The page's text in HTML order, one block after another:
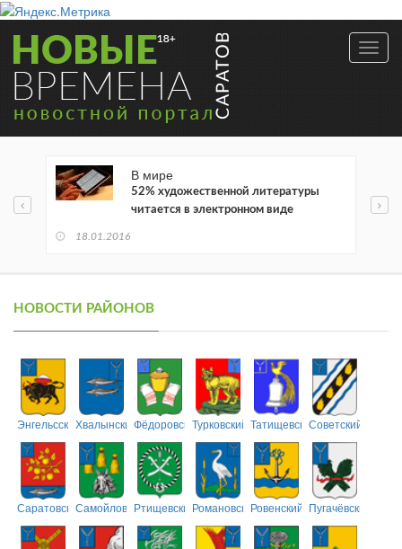
В мире
52% художественной литературы
читается в электронном виде
18.01.2016
НОВОСТИ РАЙОНОВ
ЭнгельсскийХвалынскийФёдоровскийТурковский ТатищевскийСоветский
СаратовскийСамойловскийРтищевскийРомановскийРовенский Пугачёвский